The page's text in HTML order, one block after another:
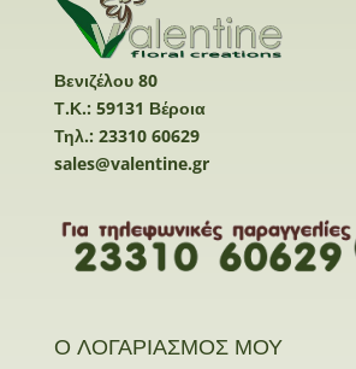
Βενιζέλου 80
Τ.Κ.: 59131 Βέροια
Τηλ.: 23310 60629
sales@valentine.gr
Ο ΛΟΓΑΡΙΑΣΜΟΣ ΜΟΥ